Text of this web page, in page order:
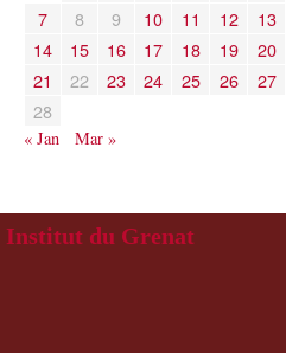
7
8 9 10 11 12
13
14
15 16 17 18 19
20
21
22 23 24 25 26
27
28
« Jan Mar »
Institut du Grenat